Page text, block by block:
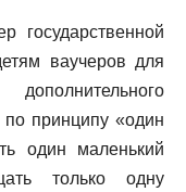
государственной
ваучеров для
по принципу «один
один маленький
только одну